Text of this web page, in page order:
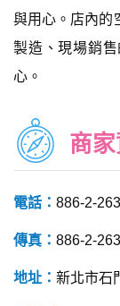
與用心。店內的
製造、現場銷
心。
商
電話： 886-2-
傳真： 886-2-
地址： 新北市石